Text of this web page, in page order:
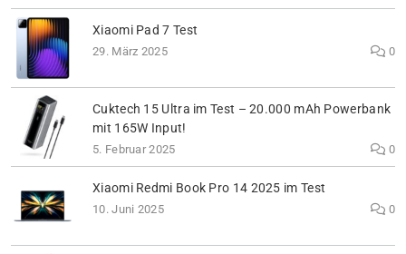
Xiaomi Pad 7 Test
29. März 2025 0
Cuktech 15 Ultra im Test – 20.000 mAh Powerbank
mit 165W Input!
5. Februar 2025 0
Xiaomi Redmi Book Pro 14 2025 im Test
10. Juni 2025 0